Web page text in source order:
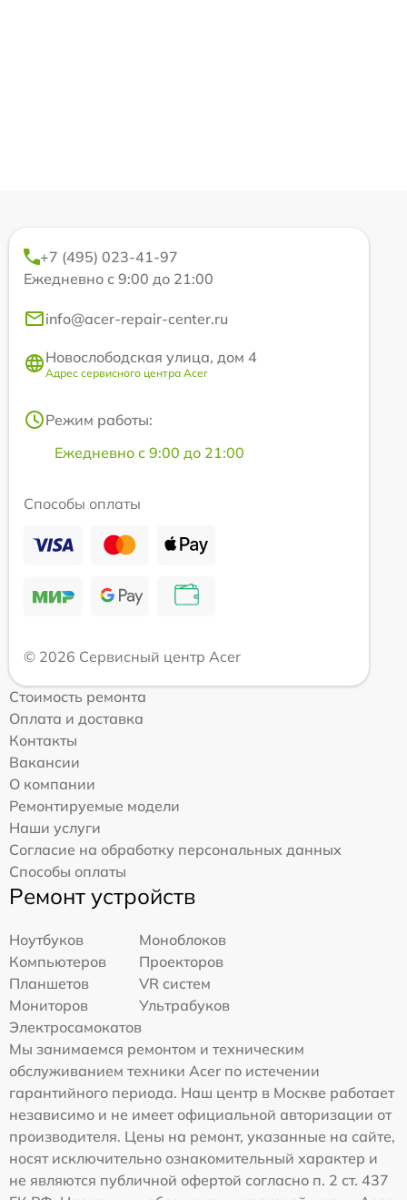
+7 (495) 023-41-97
Ежедневно с 9:00 до 21:00
info@acer-repair-center.ru
Новослободская улица, дом 4
Адрес сервисного центра Acer
Режим работы:
Ежедневно с 9:00 до 21:00
Способы оплаты
© 2026 Сервисный центр Acer
Стоимость ремонта
Оплата и доставка
Контакты
Вакансии
О компании
Ремонтируемые модели
Наши услуги
Согласие на обработку персональных данных
Способы оплаты
Ремонт устройств
Ноутбуков
Моноблоков
Компьютеров
Проекторов
Планшетов
VR систем
Мониторов
Ультрабуков
Электросамокатов
Мы занимаемся ремонтом и техническим
обслуживанием техники Acer по истечении
гарантийного периода. Наш центр в Москве работает
независимо и не имеет официальной авторизации от
производителя. Цены на ремонт, указанные на сайте,
носят исключительно ознакомительный характер и
не являются публичной офертой согласно п. 2 ст. 437